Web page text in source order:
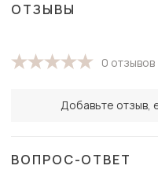
ОТЗЫВЫ
0 отзывов
Добавьте отзыв,
ВОПРОС-ОТВЕТ